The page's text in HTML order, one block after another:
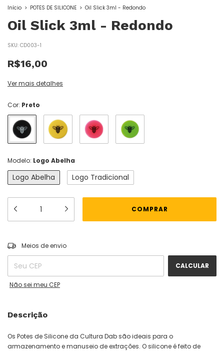
Início > POTES DE SILICONE > Oil Slick 3ml - Redondo
Oil Slick 3ml - Redondo
SKU: CD003-1
R$16,00
Ver mais detalhes
Cor: Preto
Modelo: Logo Abelha
Logo Abelha Logo Tradicional
Entregas para o CEP:
Meios de envio
CALCULAR
Não sei meu CEP
Descrição
Os Potes de Silicone da Cultura Dab são ideais para o
armazenamento e manuseio de extrações. O silicone é feito de